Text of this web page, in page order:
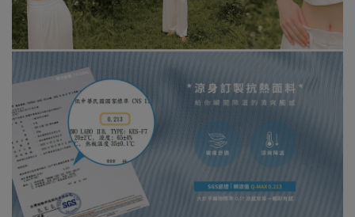
摩擦或潮濕造成染色的可能性。
※ 顏色請參考單品圖片較為接近，但因圖檔顏色會因個人電腦螢幕
設定差異略有不同，請以實際商品顏色為準。